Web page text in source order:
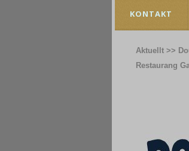
KONTAKT
Aktuellt >>
Restaurang